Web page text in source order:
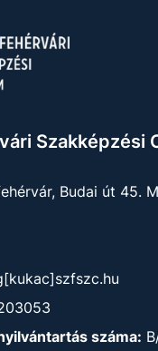
Szakképzési
Budai út 45.
száma: